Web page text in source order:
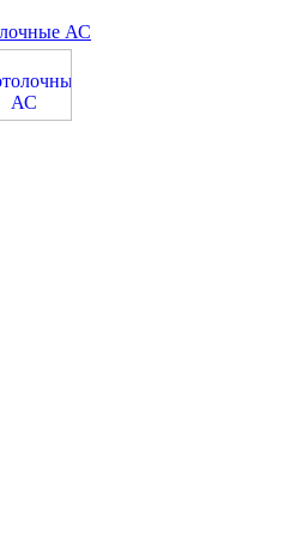
АС